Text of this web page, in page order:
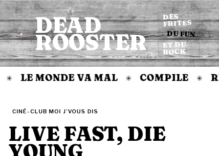
Accueil
DEAD
ROOSTER
DES
FRITES
DU FUN
ET DU
ROCK
✳ LE MONDE VA MAL ✳ COMPILE ✳
CINÉ-CLUB MOI J’VOUS DIS
LIVE FAST, DIE